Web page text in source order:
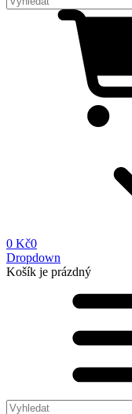
0 Kč0
Dropdown
Košík je prázdný